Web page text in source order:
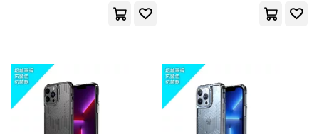
Steve(41) Darker(40)
人力資源和社會保障部職業技能鑒
電子科技大學出版社(239)
吉林出版集團有限責任公司(233)